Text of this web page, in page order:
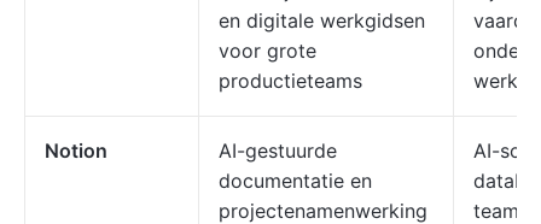
en digitale werkgidsen
voor grote
productieteams
Notion
AI-gestuurde
documentatie en
projectenamenwerking
AI-